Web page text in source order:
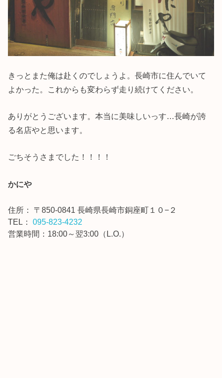
きっとまた俺は赴くのでしょうよ。長崎市に住んでいて
よかった。これからも変わらず走り続けてください。
ありがとうございます。本当に美味しいっす…長崎が誇
る名店やと思います。
ごちそうさまでした！！！！
かにや
住所： 〒850-0841 長崎県長崎市銅座町１０−２
TEL：095-823-4232
営業時間：18:00～翌3:00（L.O.）